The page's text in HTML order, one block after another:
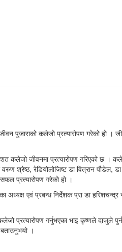
कलेजो प्रत्यारोपण गरेको हो ।
जीवनमा प्रत्यारोपण गरिएको छ ।
श्रेष्ठ, रेडियोलोजिष्ट डा वित्रान पौडेल,
प्रत्यारोपण गरेको हो ।
अध्यक्ष एवं प्रबन्ध निर्देशक प्रा डा
प्रत्यारोपण गर्नुभएका भाइ कृष्णले दाजुले
।